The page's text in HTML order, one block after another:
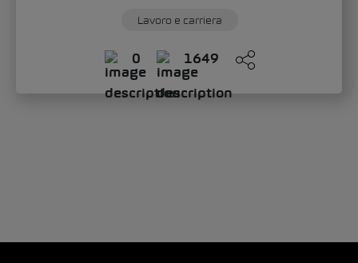
Lavoro e carriera
0 1649